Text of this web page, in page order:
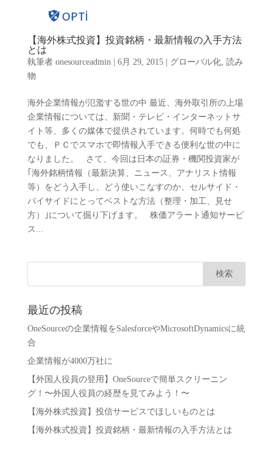
【海外株式投資】投資銘柄・最新情報の入手方法
とは
執筆者 onesourceadmin| 6月 29, 2015| グローバル化, 読み
物
海外企業情報が氾濫する世の中 最近、海外取引所の上場
企業情報については、新聞・テレビ・インターネットサ
イト等、多くの媒体で提供されています。何時でも何処
でも、ＰＣでスマホで即情報入手できる便利な世の中に
なりました。 さて、今回は日本の証券・機関投資家が
｢海外銘柄情報（最新決算、ニュース、アナリスト情報
等）をどう入手し、どう使いこなすのか、セルサイド・
バイサイドにとってベストな方法（整理・加工、見せ
方）｣について掘り下げます。 株価アラート通知サービ
ス...
最近の投稿
OneSourceの企業情報をSalesforceやMicrosoftDynamicsに統
合
企業情報が4000万社に
【外国人役員の登用】OneSourceで簡単スクリーニン
グ！〜外国人役員の経歴を見てみよう！〜
【海外株式投資】投信サービスでほしいものとは
【海外株式投資】投資銘柄・最新情報の入手方法とは